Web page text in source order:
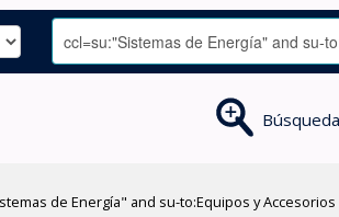
de Energía" and su-to:Equipos y